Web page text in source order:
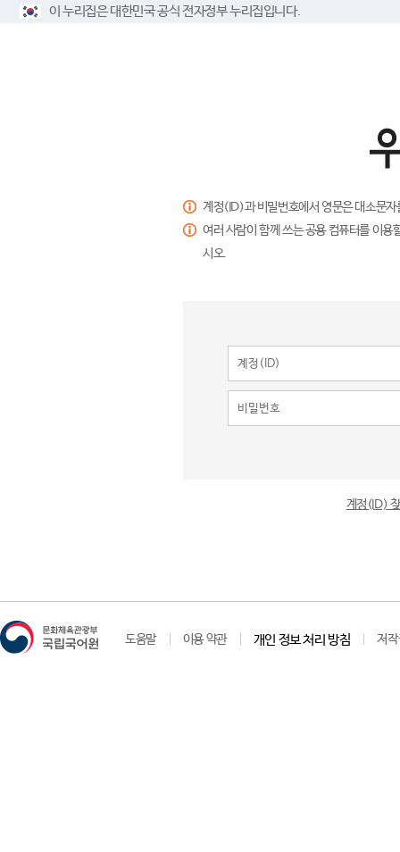
이 누리집은 대한민국 공식 전자정부 누리집입니다.
계정(ID)과 비밀번호에서 영문은 대소문
여러 사람이 함께 쓰는 공용 컴퓨터를 이
시오.
계정(ID)
도움말 이용 약관 개인 정보 처리 방침 저